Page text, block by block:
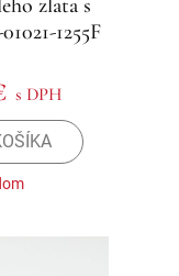
zlata s
1255F
s DPH